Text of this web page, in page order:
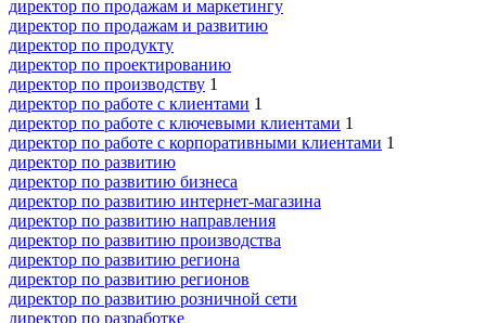
директор по продажам и маркетингу
директор по продажам и развитию
директор по продукту
директор по проектированию
директор по производству 1
директор по работе с клиентами 1
директор по работе с ключевыми клиентами 1
директор по работе с корпоративными клиентами 1
директор по развитию
директор по развитию бизнеса
директор по развитию интернет-магазина
директор по развитию направления
директор по развитию производства
директор по развитию региона
директор по развитию регионов
директор по развитию розничной сети
директор по разработке